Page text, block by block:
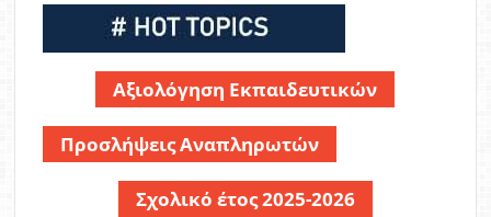
Αξιολόγηση Εκπαιδευτικών
Προσλήψεις Αναπληρωτών
Σχολικό έτος 2025-2026